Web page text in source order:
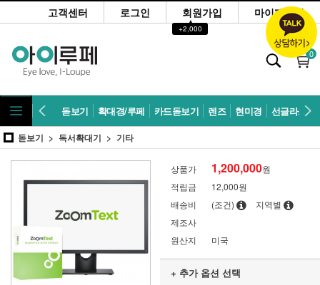
고객센터 로그인 회원가입
▲
+2,000
마이페이지
0
돋보기 확대경/루페 카드돋보기 렌즈 현미경 선글라스
돋보기 독서확대기 기타
상품가 1,200,000원
적립금
12,000원
배송비
(조건)
지역별
제조사
원산지
미국
+ 추가 옵션 선택